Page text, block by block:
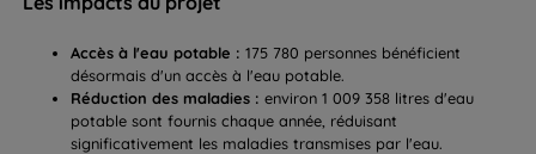
Accès à l'eau potable :175 780 personnes bénéficient
désormais d'un accès à l'eau potable.
Réduction des maladies : environ 1 009 358 litres d'eau
potable sont fournis chaque année, réduisant
significativement les maladies transmises par l'eau.